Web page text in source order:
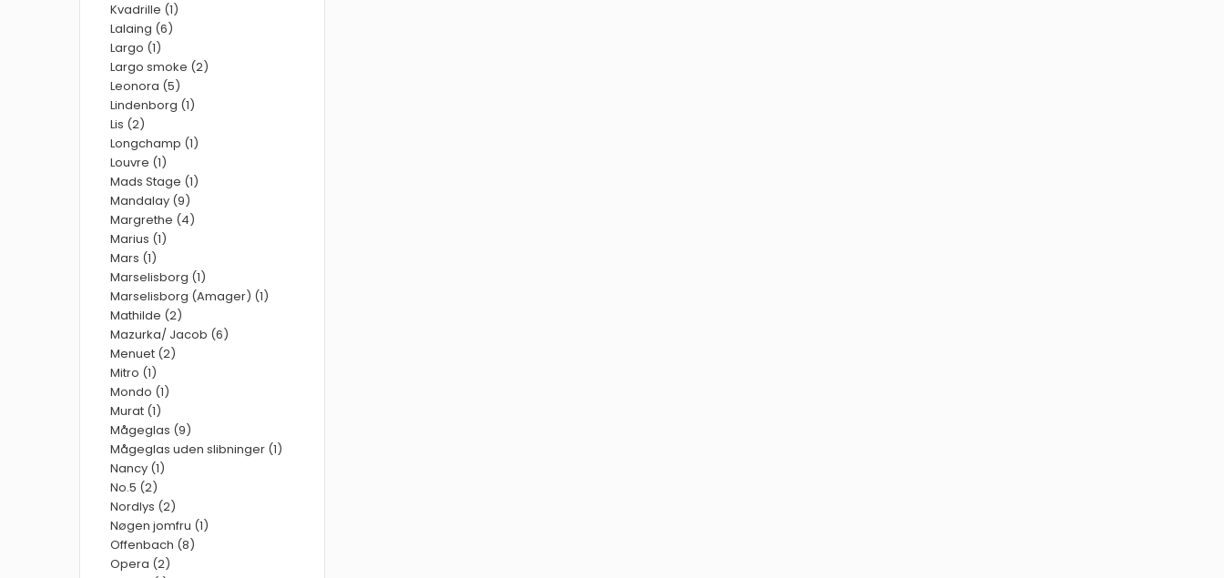
Kvadrille (1)
Lalaing (6)
Largo (1)
Largo smoke (2)
Leonora (5)
Lindenborg (1)
Lis (2)
Longchamp (1)
Louvre (1)
Mads Stage (1)
Mandalay (9)
Margrethe (4)
Marius (1)
Mars (1)
Marselisborg (1)
Marselisborg (Amager) (1)
Mathilde (2)
Mazurka/ Jacob (6)
Menuet (2)
Mitro (1)
Mondo (1)
Murat (1)
Mågeglas (9)
Mågeglas uden slibninger (1)
Nancy (1)
No.5 (2)
Nordlys (2)
Nøgen jomfru (1)
Offenbach (8)
Opera (2)